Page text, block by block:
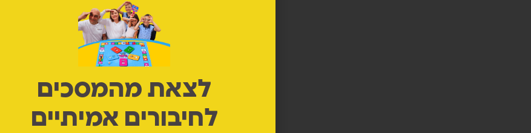
לצאת מהמסכים
לחיבורים אמיתיים